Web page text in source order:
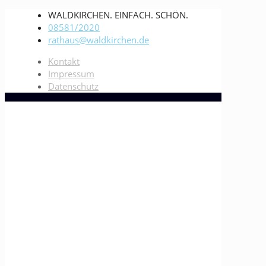
WALDKIRCHEN. EINFACH. SCHÖN.
08581/2020
rathaus@waldkirchen.de
Kontakt
Impressum
Datenschutz